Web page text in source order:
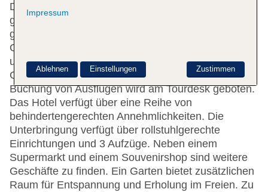
Das freundliche Personal an der Rezeption ist
gerne bei allen Fragen behilflich. Zur Einrichtung
gehören eine Garderobe, eine
Gepäckaufbewahrung, ein Safe, ein Geldautomat
und ein Getränkeautomat. Per WLAN erhalten die
Gäste Zugang zum Internet. Hilfestellung bei der
Buchung von Ausflügen wird am Tourdesk geboten.
Das Hotel verfügt über eine Reihe von
behindertengerechten Annehmlichkeiten. Die
Unterbringung verfügt über rollstuhlgerechte
Einrichtungen und 3 Aufzüge. Neben einem
Supermarkt und einem Souvenirshop sind weitere
Geschäfte zu finden. Ein Garten bietet zusätzlichen
Raum für Entspannung und Erholung im Freien. Zu
Impressum
Zustimmen
Ablehnen Einstellungen